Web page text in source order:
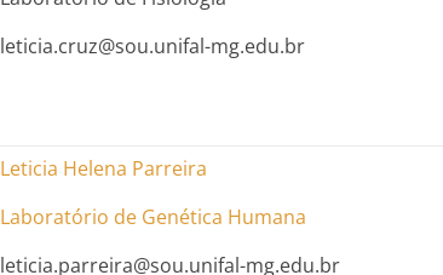
leticia.cruz@sou.unifal-mg.edu.br
Leticia Helena Parreira
Laboratório de Genética Humana
leticia.parreira@sou.unifal-mg.edu.br